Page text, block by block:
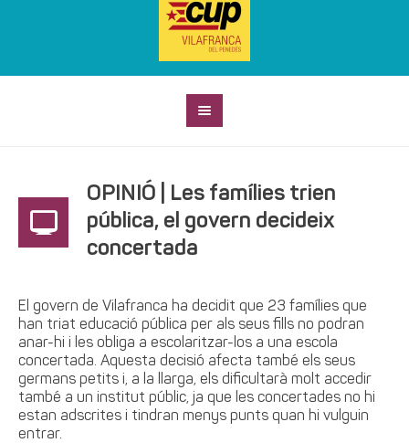
OPINIÓ | Les famílies trien
pública, el govern decideix
concertada
El govern de Vilafranca ha decidit que 23 famílies que
han triat educació pública per als seus fills no podran
anar-hi i les obliga a escolaritzar-los a una escola
concertada. Aquesta decisió afecta també els seus
germans petits i, a la llarga, els dificultarà molt accedir
també a un institut públic, ja que les concertades no hi
estan adscrites i tindran menys punts quan hi vulguin
entrar.